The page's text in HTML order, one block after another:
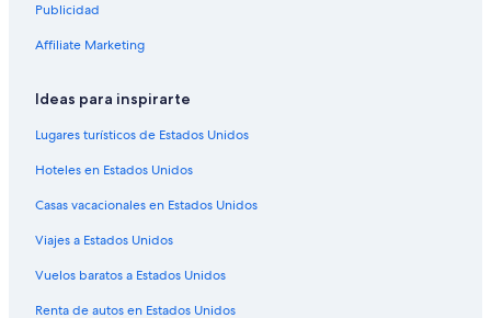
Vuelos de Washington (DCA) a Chicago (ORD)
Vuelos de El Paso (ELP) a Chicago (ORD)
Vuelos de Newark (EWR) a Chicago (ORD)
Publicidad
Affiliate Marketing
Ideas para inspirarte
Lugares turísticos de Estados Unidos
Hoteles en Estados Unidos
Casas vacacionales en Estados Unidos
Viajes a Estados Unidos
Vuelos baratos a Estados Unidos
Renta de autos en Estados Unidos